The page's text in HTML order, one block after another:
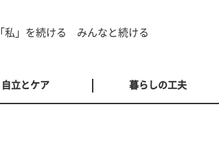
「私」を続ける みんなと続ける
自立とケア 暮らしの工夫